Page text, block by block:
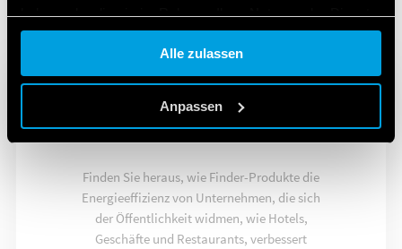
haben oder die sie im Rahmen Ihrer Nutzung der Dienste
gesammelt haben.
Cookie policy.
Alle zulassen
Anpassen
BUSINESS LÖSUNGEN
Finden Sie heraus, wie Finder-Produkte die
Energieeffizienz von Unternehmen, die sich
der Öffentlichkeit widmen, wie Hotels,
Geschäfte und Restaurants, verbessert